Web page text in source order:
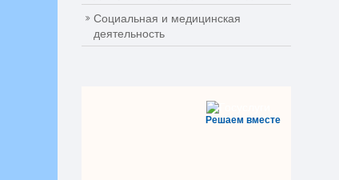
Социальная и медицинская
деятельность
Решаем вместе